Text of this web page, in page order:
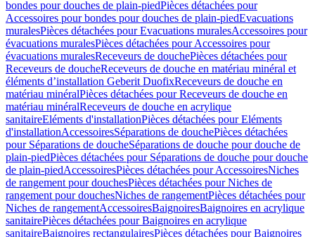
bondes pour douches de plain-piedPièces détachées pour
Accessoires pour bondes pour douches de plain-piedEvacuations
muralesPièces détachées pour Evacuations muralesAccessoires pour
évacuations muralesPièces détachées pour Accessoires pour
évacuations muralesReceveurs de douchePièces détachées pour
Receveurs de doucheReceveurs de douche en matériau minéral et
éléments d’installation Geberit DuofixReceveurs de douche en
matériau minéralPièces détachées pour Receveurs de douche en
matériau minéralReceveurs de douche en acrylique
sanitaireEléments d'installationPièces détachées pour Eléments
d'installationAccessoiresSéparations de douchePièces détachées
pour Séparations de doucheSéparations de douche pour douche de
plain-piedPièces détachées pour Séparations de douche pour douche
de plain-piedAccessoiresPièces détachées pour AccessoiresNiches
de rangement pour douchesPièces détachées pour Niches de
rangement pour douchesNiches de rangementPièces détachées pour
Niches de rangementAccessoiresBaignoiresBaignoires en acrylique
sanitairePièces détachées pour Baignoires en acrylique
sanitaireBaignoires rectangulairesPièces détachées pour Baignoires